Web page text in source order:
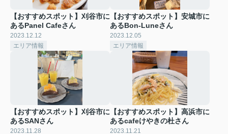
【おすすめスポット】刈谷市に
あるPanel Cafeさん
2023.12.12
エリア情報
【おすすめスポット】安城市に
あるBon-Luneさん
2023.12.05
エリア情報
【おすすめスポット】刈谷市に
あるSANさん
2023.11.28
【おすすめスポット】高浜市に
あるcafeけやきの杜さん
2023.11.21